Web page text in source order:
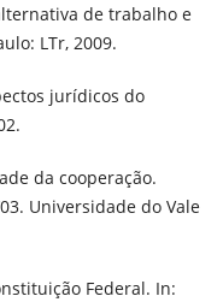
de trabalho e
LTr, 2009.
jurídicos do
da cooperação.
Universidade do Vale
Federal. In: